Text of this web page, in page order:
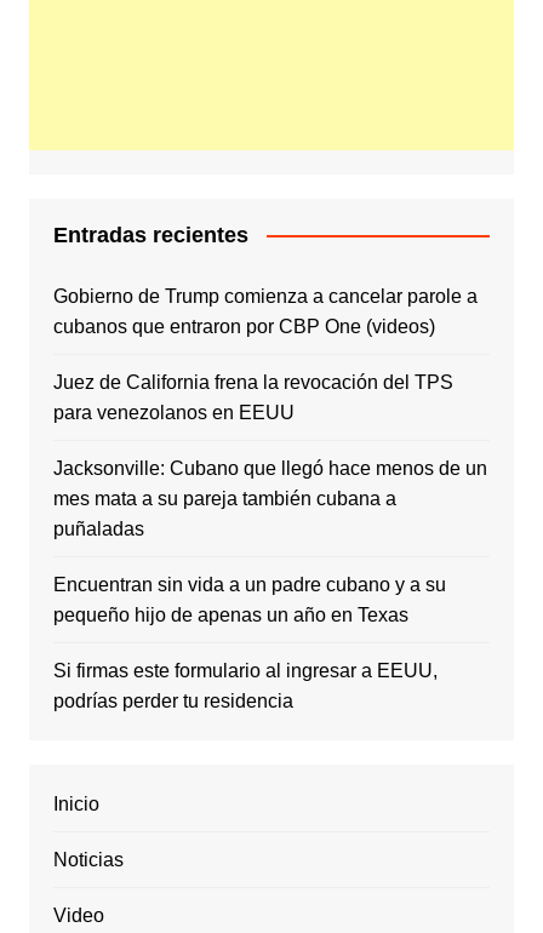
Entradas recientes
Gobierno de Trump comienza a cancelar parole a
cubanos que entraron por CBP One (videos)
Juez de California frena la revocación del TPS
para venezolanos en EEUU
Jacksonville: Cubano que llegó hace menos de un
mes mata a su pareja también cubana a
puñaladas
Encuentran sin vida a un padre cubano y a su
pequeño hijo de apenas un año en Texas
Si firmas este formulario al ingresar a EEUU,
podrías perder tu residencia
Inicio
Noticias
Video